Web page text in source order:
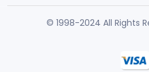
© 1998-2024 All Rights